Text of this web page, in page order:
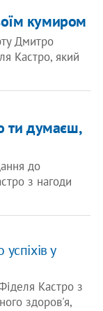
кумиром
Дмитро
Кастро, який
ти думаєш,
до
з нагоди
у
Кастро з
здоров'я,